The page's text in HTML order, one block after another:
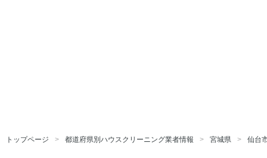
トップページ 都道府県別ハウスクリーニング業者情報 宮城県 仙台